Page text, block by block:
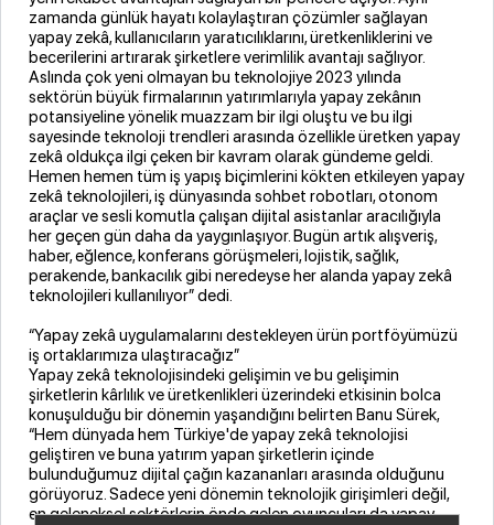
zamanda günlük hayatı kolaylaştıran çözümler sağlayan
yapay zekâ, kullanıcıların yaratıcılıklarını, üretkenliklerini ve
becerilerini artırarak şirketlere verimlilik avantajı sağlıyor.
Aslında çok yeni olmayan bu teknolojiye 2023 yılında
sektörün büyük firmalarının yatırımlarıyla yapay zekânın
potansiyeline yönelik muazzam bir ilgi oluştu ve bu ilgi
sayesinde teknoloji trendleri arasında özellikle üretken yapay
zekâ oldukça ilgi çeken bir kavram olarak gündeme geldi.
Hemen hemen tüm iş yapış biçimlerini kökten etkileyen yapay
zekâ teknolojileri, iş dünyasında sohbet robotları, otonom
araçlar ve sesli komutla çalışan dijital asistanlar aracılığıyla
her geçen gün daha da yaygınlaşıyor. Bugün artık alışveriş,
haber, eğlence, konferans görüşmeleri, lojistik, sağlık,
perakende, bankacılık gibi neredeyse her alanda yapay zekâ
teknolojileri kullanılıyor” dedi.
“Yapay zekâ uygulamalarını destekleyen ürün portföyümüzü
iş ortaklarımıza ulaştıracağız”
Yapay zekâ teknolojisindeki gelişimin ve bu gelişimin
şirketlerin kârlılık ve üretkenlikleri üzerindeki etkisinin bolca
konuşulduğu bir dönemin yaşandığını belirten Banu Sürek,
“Hem dünyada hem Türkiye'de yapay zekâ teknolojisi
geliştiren ve buna yatırım yapan şirketlerin içinde
bulunduğumuz dijital çağın kazananları arasında olduğunu
görüyoruz. Sadece yeni dönemin teknolojik girişimleri değil,
en geleneksel sektörlerin önde gelen oyuncuları da yapay